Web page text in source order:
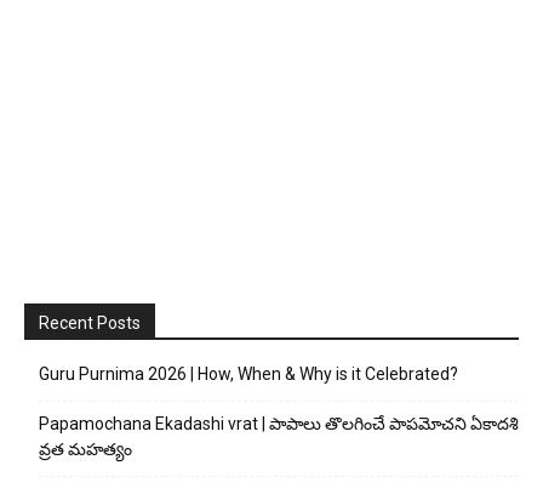
Recent Posts
Guru Purnima 2026 | How, When & Why is it Celebrated?
Papamochana Ekadashi vrat | పాపాలు తొలగించే పాపమోచని ఏకాదశి
వ్రత మహత్యం